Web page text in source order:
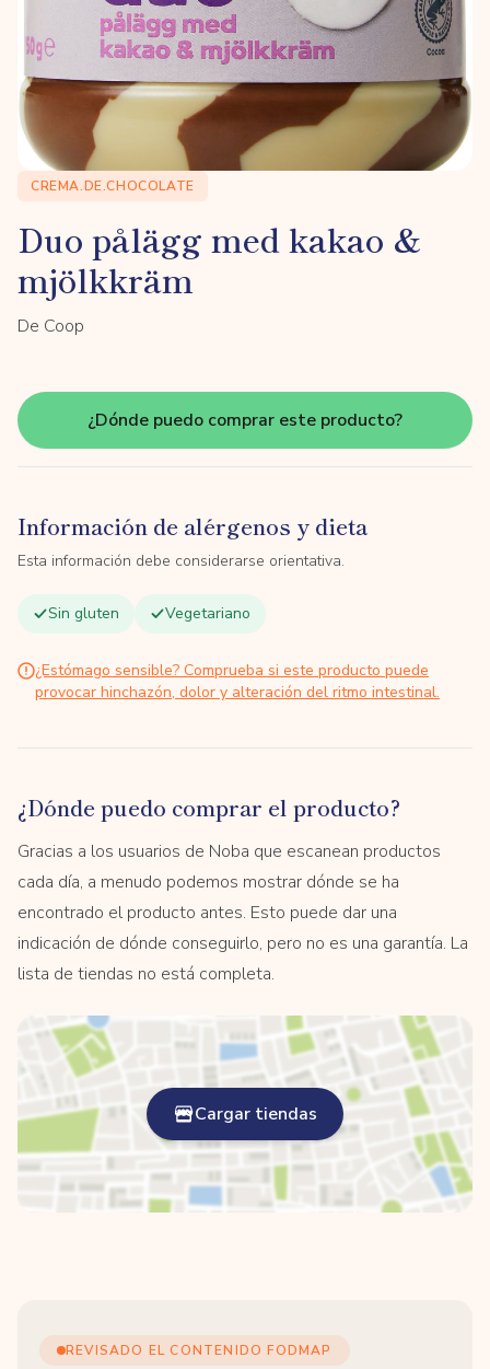
CREMA.DE.CHOCOLATE
Duo pålägg med kakao &
mjölkkräm
De Coop
¿Dónde puedo comprar este producto?
Información de alérgenos y dieta
Esta información debe considerarse orientativa.
Sin gluten Vegetariano
¿Estómago sensible? Comprueba si este producto puede
provocar hinchazón, dolor y alteración del ritmo intestinal.
¿Dónde puedo comprar el producto?
Gracias a los usuarios de Noba que escanean productos
cada día, a menudo podemos mostrar dónde se ha
encontrado el producto antes. Esto puede dar una
indicación de dónde conseguirlo, pero no es una garantía. La
lista de tiendas no está completa.
Cargar tiendas
REVISADO EL CONTENIDO FODMAP